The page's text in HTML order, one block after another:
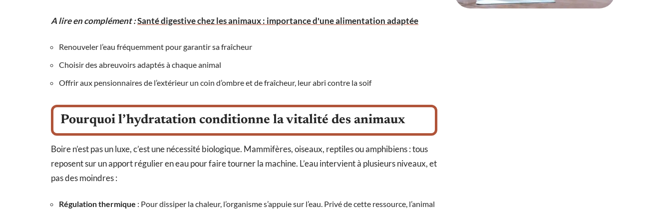
A lire en complément :Santé digestive chez les animaux : importance d'une alimentation adaptée
Renouveler l’eau fréquemment pour garantir sa fraîcheur
Choisir des abreuvoirs adaptés à chaque animal
Offrir aux pensionnaires de l’extérieur un coin d’ombre et de fraîcheur, leur abri contre la soif
Pourquoi l’hydratation conditionne la vitalité des animaux
Boire n’est pas un luxe, c’est une nécessité biologique. Mammifères, oiseaux, reptiles ou amphibiens : tous
reposent sur un apport régulier en eau pour faire tourner la machine. L’eau intervient à plusieurs niveaux, et
pas des moindres :
Régulation thermique : Pour dissiper la chaleur, l’organisme s’appuie sur l’eau. Privé de cette ressource, l’animal